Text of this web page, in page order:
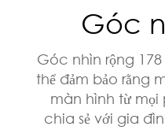
Góc
Góc nhìn rộng
thể đảm bảo rằng
màn hình từ mọi
chia sẻ với gia